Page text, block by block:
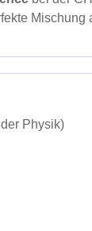
Mischung
Physik)